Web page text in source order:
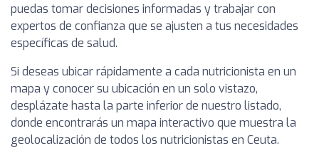
puedas tomar decisiones informadas y trabajar con
expertos de confianza que se ajusten a tus necesidades
específicas de salud.
Si deseas ubicar rápidamente a cada nutricionista en un
mapa y conocer su ubicación en un solo vistazo,
desplázate hasta la parte inferior de nuestro listado,
donde encontrarás un mapa interactivo que muestra la
geolocalización de todos los nutricionistas en Ceuta.